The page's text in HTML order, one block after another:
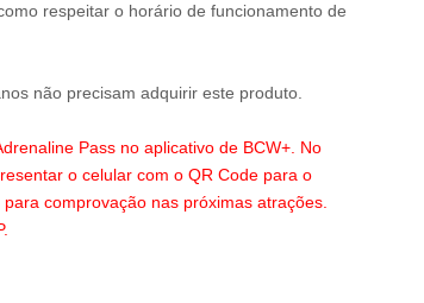
respeitar o horário de funcionamento de
não precisam adquirir este produto.
Pass no aplicativo de BCW+. No
o celular com o QR Code para o
comprovação nas próximas atrações.